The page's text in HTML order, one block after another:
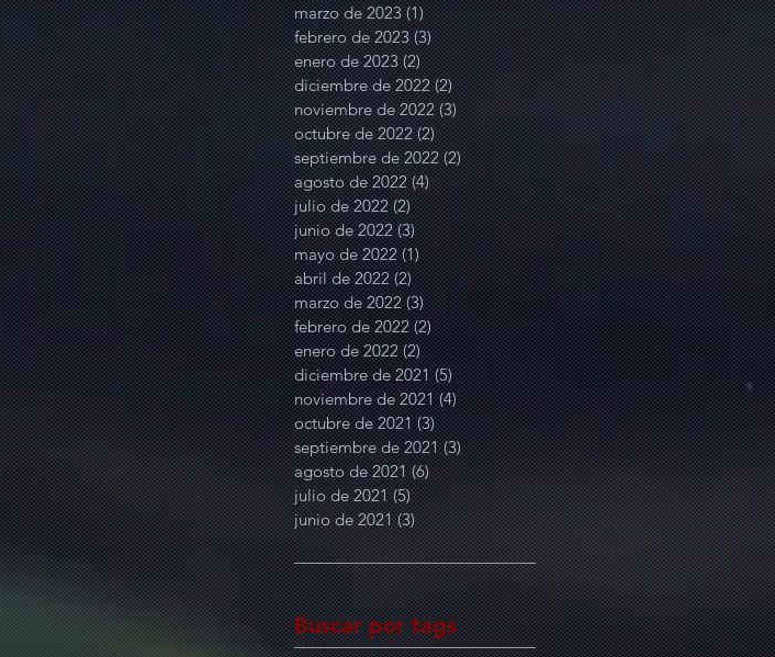
marzo de 2023 (1)1 entrada
febrero de 2023 (3)3 entradas
enero de 2023 (2)2 entradas
diciembre de 2022 (2)2 entradas
noviembre de 2022 (3)3 entradas
octubre de 2022 (2)2 entradas
septiembre de 2022 (2)2 entradas
agosto de 2022 (4)4 entradas
julio de 2022 (2)2 entradas
junio de 2022 (3)3 entradas
mayo de 2022 (1)1 entrada
abril de 2022 (2)2 entradas
marzo de 2022 (3)3 entradas
febrero de 2022 (2)2 entradas
enero de 2022 (2)2 entradas
diciembre de 2021 (5)5 entradas
noviembre de 2021 (4)4 entradas
octubre de 2021 (3)3 entradas
septiembre de 2021 (3)3 entradas
agosto de 2021 (6)6 entradas
julio de 2021 (5)5 entradas
junio de 2021 (3)3 entradas
Buscar por tags